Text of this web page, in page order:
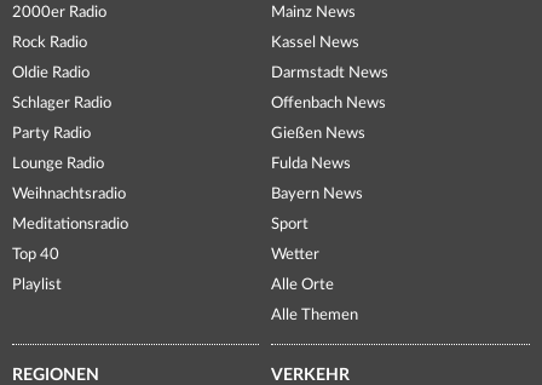
2000er Radio
Rock Radio
Oldie Radio
Schlager Radio
Party Radio
Lounge Radio
Weihnachtsradio
Meditationsradio
Top 40
Playlist
Mainz News
Kassel News
Darmstadt News
Offenbach News
Gießen News
Fulda News
Bayern News
Sport
Wetter
Alle Orte
Alle Themen
REGIONEN VERKEHR